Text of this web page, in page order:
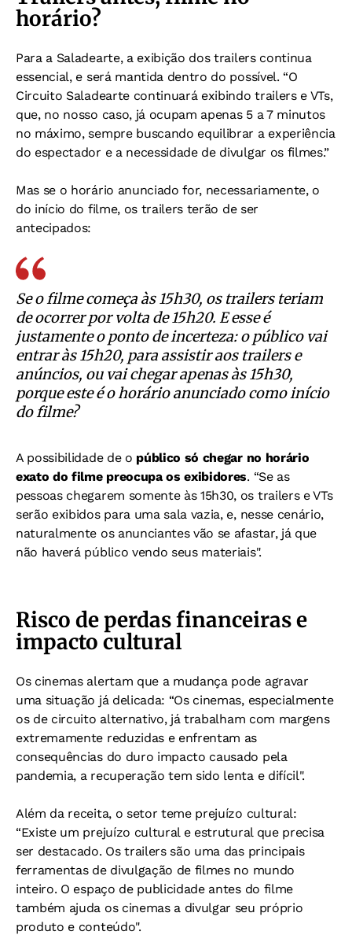
horário?
Para a Saladearte, a exibição dos trailers continua
essencial, e será mantida dentro do possível.“O
Circuito Saladearte continuará exibindo trailers e VTs,
que, no nosso caso, já ocupam apenas 5 a 7 minutos
no máximo, sempre buscando equilibrar a experiência
do espectador e a necessidade de divulgar os filmes.”
Mas se o horário anunciado for, necessariamente, o
do início do filme, os trailers terão de ser
antecipados:
Se o filme começa às 15h30, os trailers teriam
de ocorrer por volta de 15h20. E esse é
justamente o ponto de incerteza: o público vai
entrar às 15h20, para assistir aos trailers e
anúncios, ou vai chegar apenas às 15h30,
porque este é o horário anunciado como início
do filme?
A possibilidade de o público só chegar no horário
exato do filme preocupa os exibidores. “Se as
pessoas chegarem somente às 15h30, os trailers e VTs
serão exibidos para uma sala vazia, e, nesse cenário,
naturalmente os anunciantes vão se afastar, já que
não haverá público vendo seus materiais".
Risco de perdas financeiras e
impacto cultural
Os cinemas alertam que a mudança pode agravar
uma situação já delicada: “Os cinemas, especialmente
os de circuito alternativo, já trabalham com margens
extremamente reduzidas e enfrentam as
consequências do duro impacto causado pela
pandemia, a recuperação tem sido lenta e difícil".
Além da receita, o setor teme prejuízo cultural:
“Existe um prejuízo cultural e estrutural que precisa
ser destacado. Os trailers são uma das principais
ferramentas de divulgação de filmes no mundo
inteiro. O espaço de publicidade antes do filme
também ajuda os cinemas a divulgar seu próprio
produto e conteúdo".